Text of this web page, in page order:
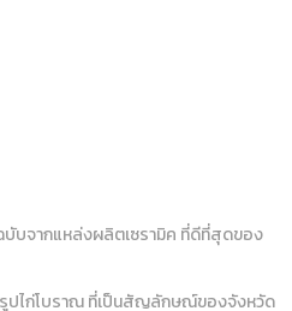
บับจากแหล่งผลิตเซรามิค ที่ดีที่สุดของ
ปไก่โบราณ ที่เป็นสัญลักษณ์ของจังหวัด